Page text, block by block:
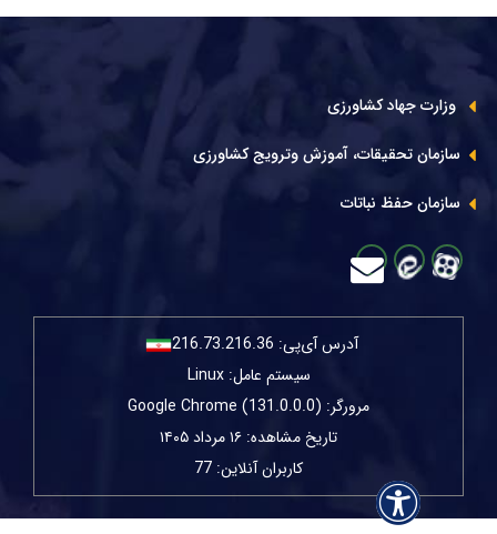
وزارت جهاد کشاورزی
سازمان تحقیقات، آموزش وترویج کشاورزی
سازمان حفظ نباتات
آدرس آی‌پی: 216.73.216.36
سیستم عامل: Linux
مرورگر: Google Chrome (131.0.0.0)
تاریخ مشاهده: ۱۶ مرداد ۱۴۰۵
کاربران آنلاین: 77